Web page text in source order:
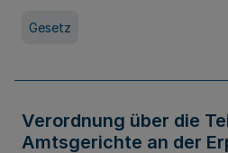
Gesetz
Verordnung über die
Amtsgerichte an der